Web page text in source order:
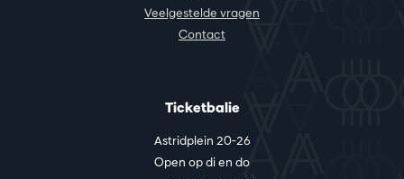
Veelgestelde vragen
Contact
Ticketbalie
Astridplein 20-26
Open op di en do